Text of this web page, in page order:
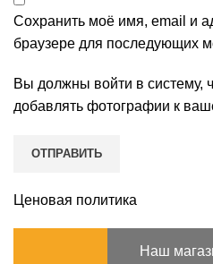
Сохранить моё имя, email и
браузере для последующих
Вы должны войти в систему,
добавлять фотографии к
Ценовая политика
Наш